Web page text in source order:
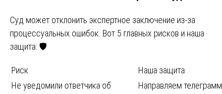
Суд может отклонить экспертное заключение из-за
процессуальных ошибок. Вот 5 главных рисков и наша
защита: 🛡️
Риск
Наша защита
Не уведомили ответчика об
Направляем